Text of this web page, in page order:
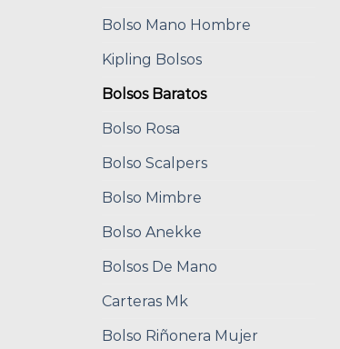
Bolso Mano Hombre
Kipling Bolsos
Bolsos Baratos
Bolso Rosa
Bolso Scalpers
Bolso Mimbre
Bolso Anekke
Bolsos De Mano
Carteras Mk
Bolso Riñonera Mujer